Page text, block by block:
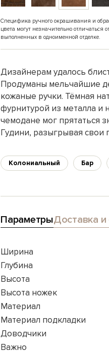
Специфика ручного окрашивания и
цвета могут незначительно отличаться
выполненных в одноименной отделке.
Дизайнерам удалось
Продуманы мельчайшие
кожаные ручки. Тёмная
фурнитурой из металла и
чемодане мог прятаться
Гудини, разыгрывая
Колониальный Бар
ПараметрыДоставка и
Ширина
Глубина
Высота
Высота ножек
Материал
Материал подкладки
Доводчики
Важно